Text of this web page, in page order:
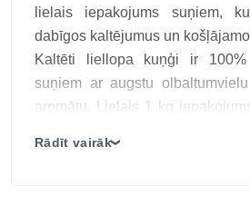
lielais iepakojums suņiem,
dabīgos kaltējumus un
Kaltēti liellopa kuņģi ir 100%
suņiem ar augstu
aromātu. Lielais 1 kg
Rādīt vairāk❯